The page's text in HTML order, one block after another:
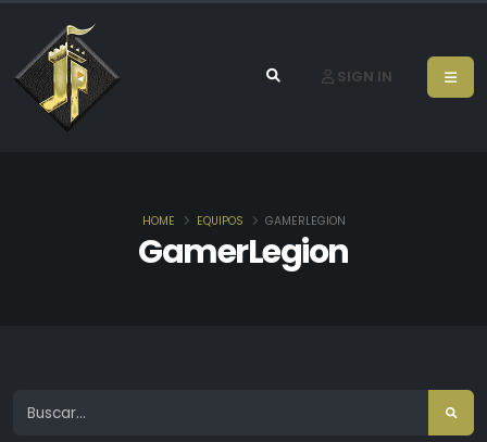
SIGN IN
GamerLegion
HOME EQUIPOS GAMERLEGION